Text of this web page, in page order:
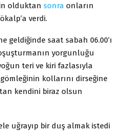
olduktan sonra onların
verdi.
geldiğinde saat sabah 06.00’ı
yorgunluğu
teri ve kiri fazlasıyla
kollarını dirseğine
kendini biraz olsun
uğrayıp bir duş almak istedi